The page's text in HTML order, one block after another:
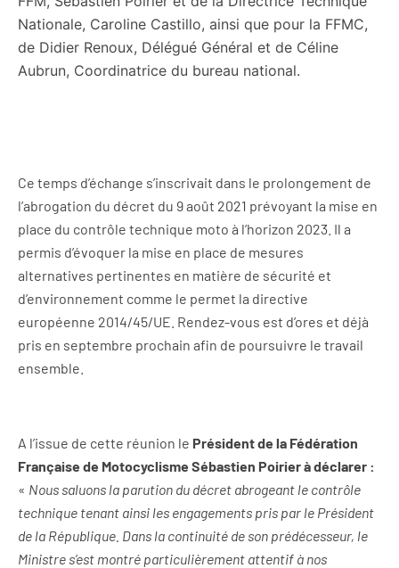
Nationale, Caroline Castillo, ainsi que pour la FFMC,
de Didier Renoux, Délégué Général et de Céline
Aubrun, Coordinatrice du bureau national.
Ce temps d’échange s’inscrivait dans le prolongement de
l’abrogation du décret du 9 août 2021 prévoyant la mise en
place du contrôle technique moto à l’horizon 2023. Il a
permis d’évoquer la mise en place de mesures
alternatives pertinentes en matière de sécurité et
d’environnement comme le permet la directive
européenne 2014/45/UE. Rendez-vous est d’ores et déjà
pris en septembre prochain afin de poursuivre le travail
ensemble.
A l’issue de cette réunion le Président de la Fédération
Française de Motocyclisme Sébastien Poirier à déclarer :
« Nous saluons la parution du décret abrogeant le contrôle
technique tenant ainsi les engagements pris par le Président
de la République. Dans la continuité de son prédécesseur, le
Ministre s’est montré particulièrement attentif à nos